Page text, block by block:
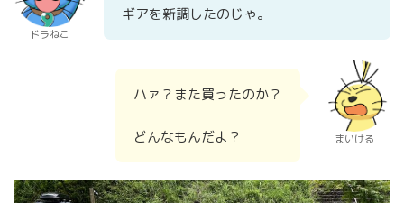
ドラねこ
ギアを新調したのじゃ。
ハァ？また買ったのか？
どんなもんだよ？ まいける